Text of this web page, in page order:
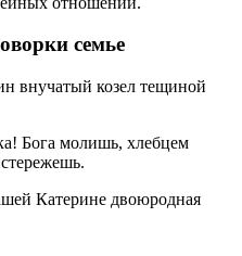
семье
внучатый козел тещиной
Бога молишь, хлебцем
Катерине двоюродная